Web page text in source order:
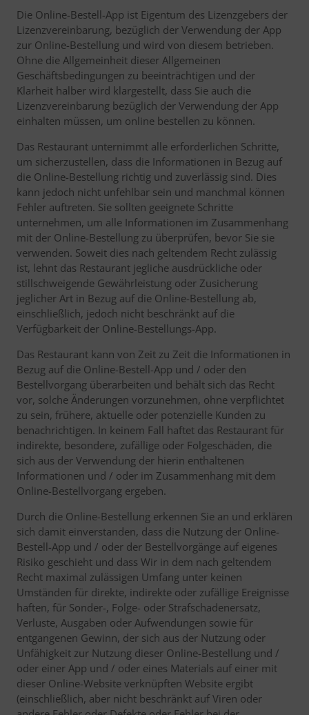
Die Online-Bestell-App ist Eigentum des Lizenzgebers der
Lizenzvereinbarung, bezüglich der Verwendung der App
zur Online-Bestellung und wird von diesem betrieben.
Ohne die Allgemeinheit dieser Allgemeinen
Geschäftsbedingungen zu beeinträchtigen und der
Klarheit halber wird klargestellt, dass Sie auch die
Lizenzvereinbarung bezüglich der Verwendung der App
einhalten müssen, um online bestellen zu können.
Das Restaurant unternimmt alle erforderlichen Schritte,
um sicherzustellen, dass die Informationen in Bezug auf
die Online-Bestellung richtig und zuverlässig sind. Dies
kann jedoch nicht unfehlbar sein und manchmal können
Fehler auftreten. Sie sollten geeignete Schritte
unternehmen, um alle Informationen im Zusammenhang
mit der Online-Bestellung zu überprüfen, bevor Sie sie
verwenden. Soweit dies nach geltendem Recht zulässig
ist, lehnt das Restaurant jegliche ausdrückliche oder
stillschweigende Gewährleistung oder Zusicherung
jeglicher Art in Bezug auf die Online-Bestellung ab,
einschließlich, jedoch nicht beschränkt auf die
Verfügbarkeit der Online-Bestellungs-App.
Das Restaurant kann von Zeit zu Zeit die Informationen in
Bezug auf die Online-Bestell-App und / oder den
Bestellvorgang überarbeiten und behält sich das Recht
vor, solche Änderungen vorzunehmen, ohne verpflichtet
zu sein, frühere, aktuelle oder potenzielle Kunden zu
benachrichtigen. In keinem Fall haftet das Restaurant für
indirekte, besondere, zufällige oder Folgeschäden, die
sich aus der Verwendung der hierin enthaltenen
Informationen und / oder im Zusammenhang mit dem
Online-Bestellvorgang ergeben.
Durch die Online-Bestellung erkennen Sie an und erklären
sich damit einverstanden, dass die Nutzung der Online-
Bestell-App und / oder der Bestellvorgänge auf eigenes
Risiko geschieht und dass Wir in dem nach geltendem
Recht maximal zulässigen Umfang unter keinen
Umständen für direkte, indirekte oder zufällige Ereignisse
haften, für Sonder-, Folge- oder Strafschadenersatz,
Verluste, Ausgaben oder Aufwendungen sowie für
entgangenen Gewinn, der sich aus der Nutzung oder
Unfähigkeit zur Nutzung dieser Online-Bestellung und /
oder einer App und / oder eines Materials auf einer mit
dieser Online-Website verknüpften Website ergibt
(einschließlich, aber nicht beschränkt auf Viren oder